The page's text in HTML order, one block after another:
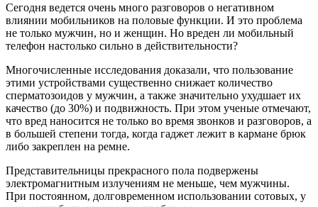
Сегодня ведется очень много разговоров о негативном
влиянии мобильников на половые функции. И это проблема
не только мужчин, но и женщин. Но вреден ли мобильный
телефон настолько сильно в действительности?
Многочисленные исследования доказали, что пользование
этими устройствами существенно снижает количество
сперматозоидов у мужчин, а также значительно ухудшает их
качество (до 30%) и подвижность. При этом ученые отмечают,
что вред наносится не только во время звонков и разговоров, а
в большей степени тогда, когда гаджет лежит в кармане брюк
либо закреплен на ремне.
Представительницы прекрасного пола подвержены
электромагнитным излучениям не меньше, чем мужчины.
При постоянном, долговременном использовании сотовых, у